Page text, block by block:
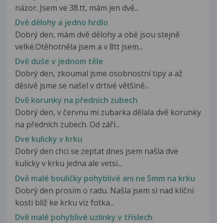
názor. Jsem ve 38.tt, mám jen dvě...
Dvě dělohy a jedno hrdlo
Dobrý den, mám dvě dělohy a obě jsou stejně
velké.Otěhotněla jsem a v 8tt jsem...
Dvě duše v jednom těle
Dobrý den, zkoumal jsme osobnostní tipy a až
děsivě jsme se našel v drtivé většině...
Dvě korunky na předních zubech
Dobrý den, v červnu mi zubarka dělala dvě korunky
na předních zubech. Od září...
Dve kulicky v krku
Dobrý den chci se zeptat dnes jsem našla dve
kulicky v krku jedna ale vetsi...
Dvě malé bouličky pohyblivé ani ne 5mm na krku
Dobrý den prosím o radu. Našla jsem si nad klíční
kosti blíž ke krku viz fotka...
Dvě malé pohyblivé uzlinky v tříslech